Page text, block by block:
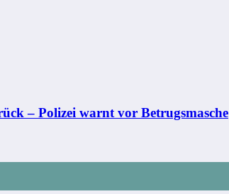
– Polizei warnt vor Betrugsmasche